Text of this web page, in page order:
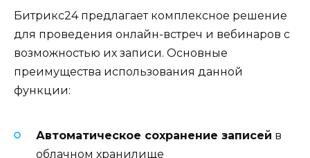
Битрикс24 предлагает комплексное решение
для проведения онлайн-встреч и вебинаров с
возможностью их записи. Основные
преимущества использования данной
функции:
Автоматическое сохранение записей в
облачном хранилище